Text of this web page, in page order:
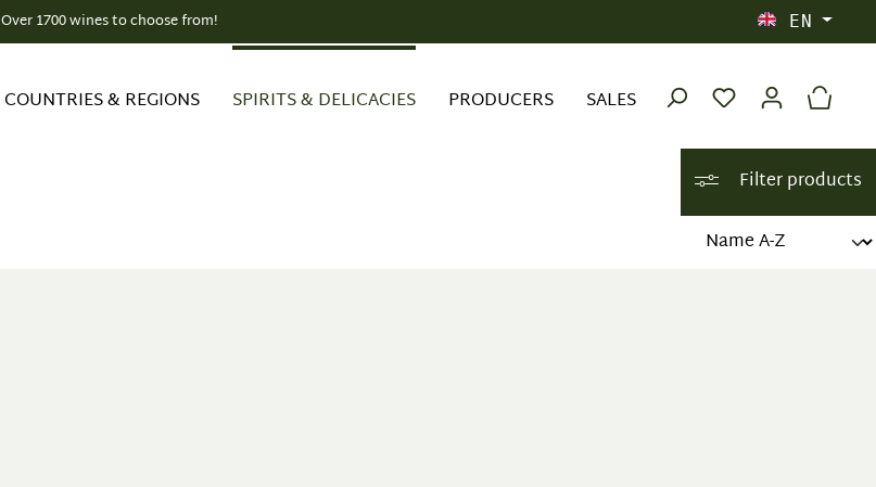
Over 1700 wines to choose from! EN
COUNTRIES & REGIONS SPIRITS & DELICACIES PRODUCERS SALES
Filter products